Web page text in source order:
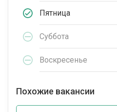
Пятница
Суббота
Воскресенье
Похожие вакансии